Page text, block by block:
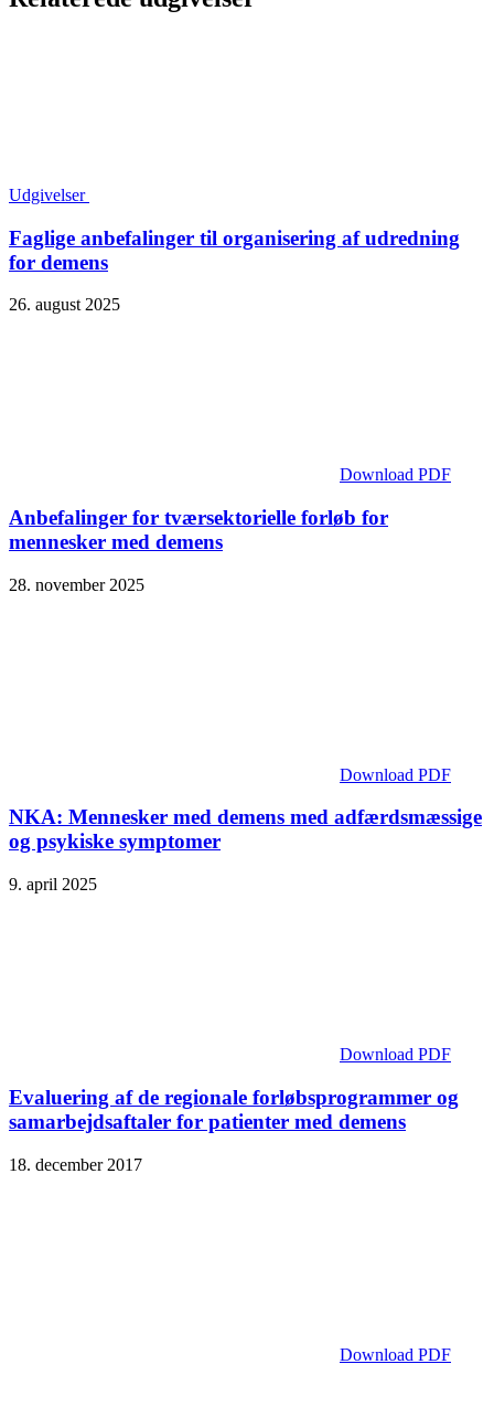
Udgivelser
Faglige anbefalinger til organisering af udredning
for demens
26. august 2025
Download PDF
Anbefalinger for tværsektorielle forløb for
mennesker med demens
28. november 2025
Download PDF
NKA: Mennesker med demens med adfærdsmæssige
og psykiske symptomer
9. april 2025
Download PDF
Evaluering af de regionale forløbsprogrammer og
samarbejdsaftaler for patienter med demens
18. december 2017
Download PDF